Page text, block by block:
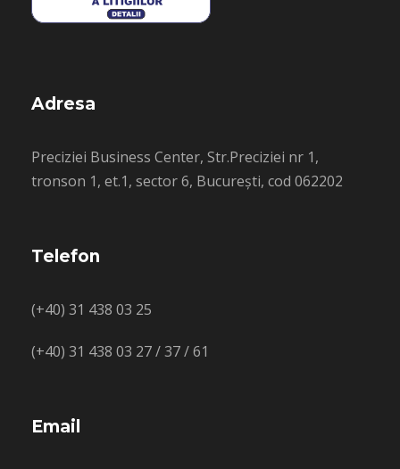
Adresa
Preciziei Business Center, Str.Preciziei nr 1,
tronson 1, et.1, sector 6, București, cod 062202
Telefon
(+40) 31 438 03 25
(+40) 31 438 03 27 / 37 / 61
Email